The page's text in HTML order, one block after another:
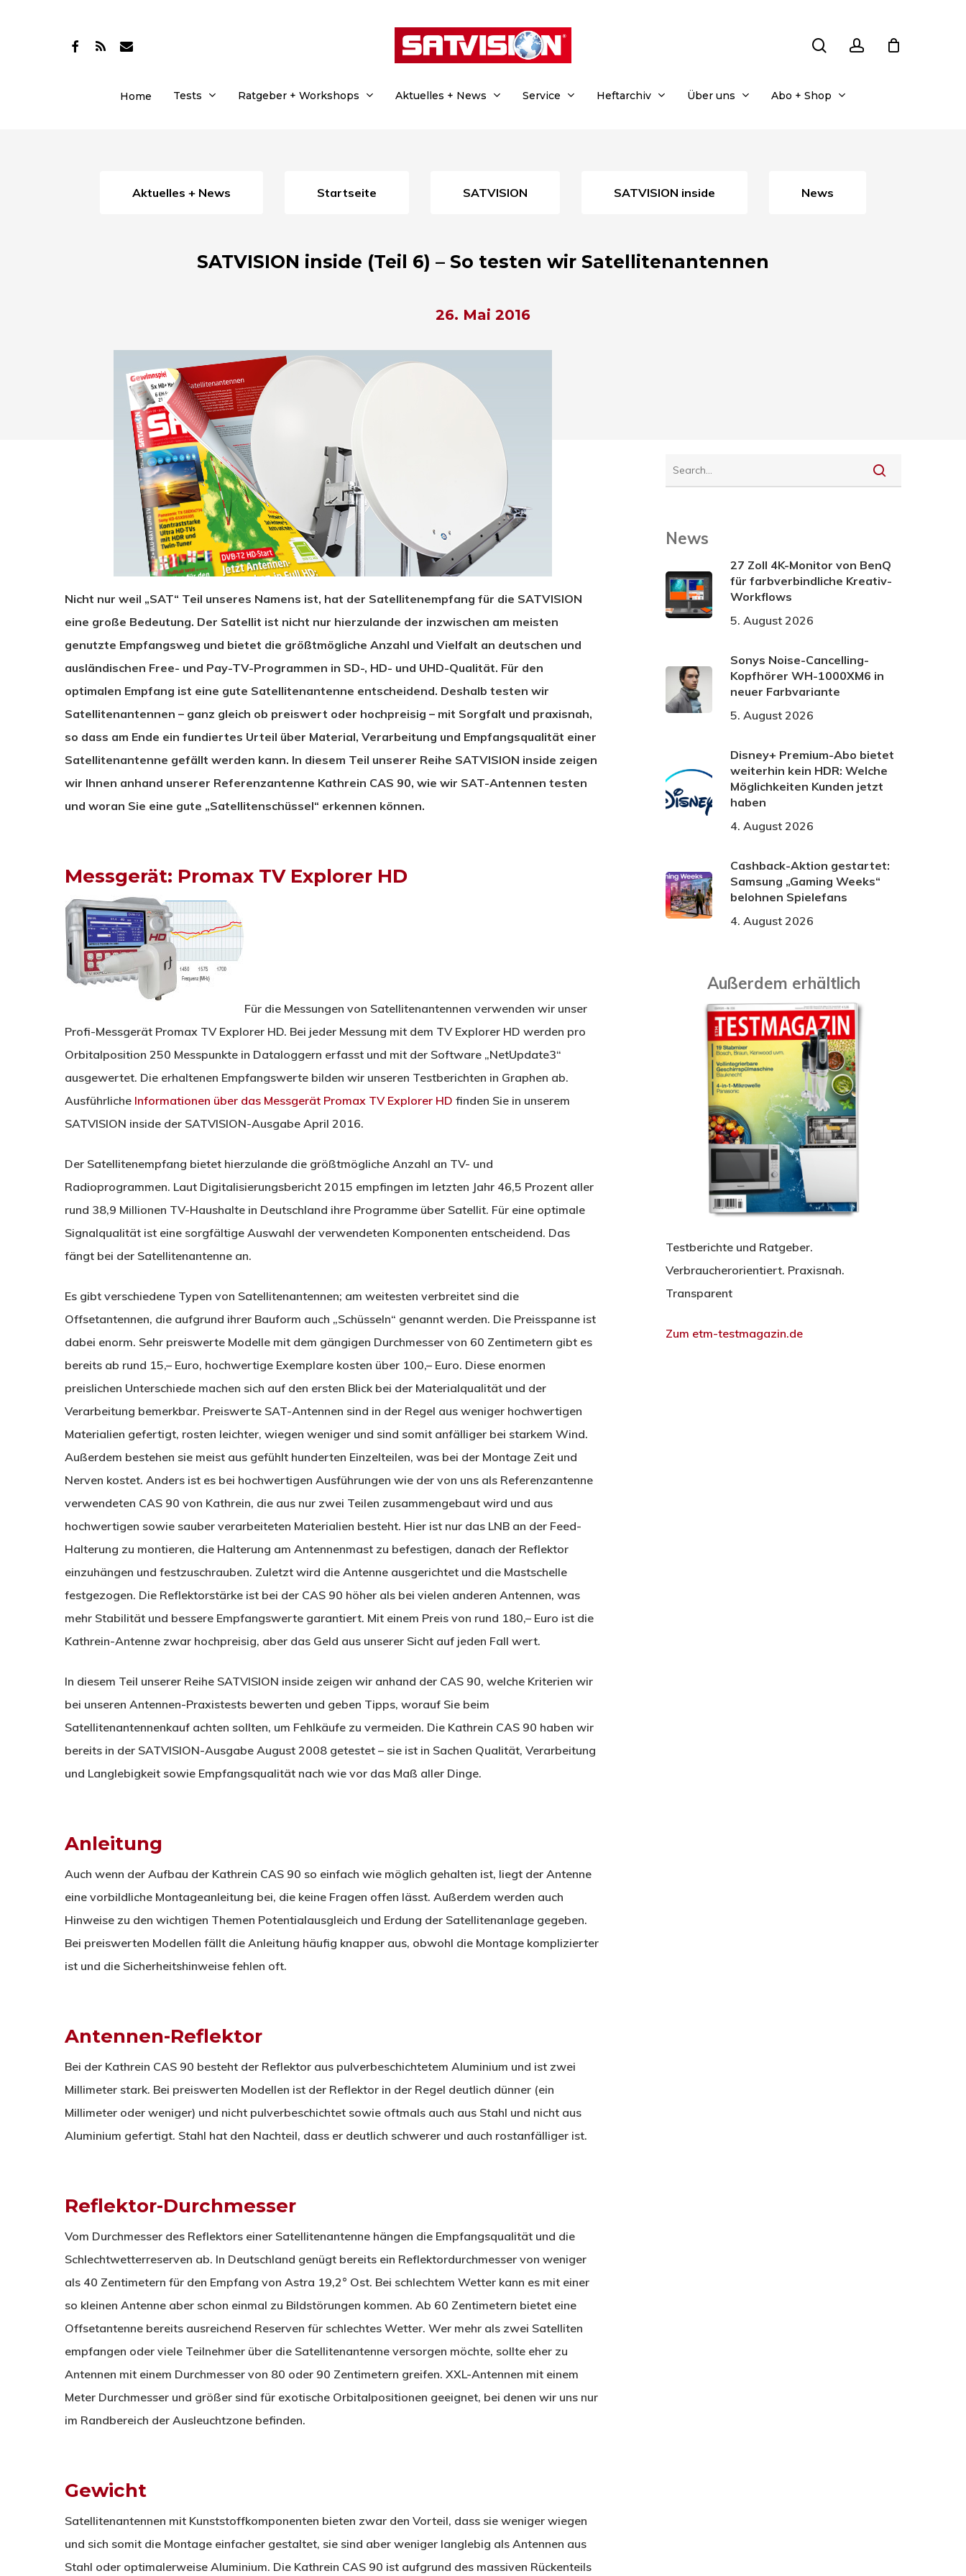
Drücken Sie Enter zum Suchen oder ESC zum Schließen.
facebook
RSS email
Home Tests Ratgeber + Workshops Aktuelles + News Service Heftarchiv Über uns Abo + Shop
Aktuelles + News Startseite SATVISION SATVISION inside News
SATVISION inside (Teil 6) – So testen wir Satellitenantennen
26. Mai 2016
Nicht nur weil „SAT“ Teil unseres Namens ist, hat der Satellitenempfang für die SATVISION
eine große Bedeutung. Der Satellit ist nicht nur hierzulande der inzwischen am meisten
genutzte Empfangsweg und bietet die größtmögliche Anzahl und Vielfalt an deutschen und
ausländischen Free- und Pay-TV-Programmen in SD-, HD- und UHD-Qualität. Für den
optimalen Empfang ist eine gute Satellitenantenne entscheidend. Deshalb testen wir
Satellitenantennen – ganz gleich ob preiswert oder hochpreisig – mit Sorgfalt und praxisnah,
so dass am Ende ein fundiertes Urteil über Material, Verarbeitung und Empfangsqualität einer
Satellitenantenne gefällt werden kann. In diesem Teil unserer Reihe SATVISION inside zeigen
wir Ihnen anhand unserer Referenzantenne Kathrein CAS 90, wie wir SAT-Antennen testen
und woran Sie eine gute „Satellitenschüssel“ erkennen können.
Messgerät: Promax TV Explorer HD
Für die Messungen von Satellitenantennen verwenden wir unser
Profi-Messgerät Promax TV Explorer HD. Bei jeder Messung mit dem TV Explorer HD werden pro
Orbitalposition 250 Messpunkte in Dataloggern erfasst und mit der Software „NetUpdate3“
ausgewertet. Die erhaltenen Empfangswerte bilden wir unseren Testberichten in Graphen ab.
Ausführliche Informationen über das Messgerät Promax TV Explorer HD finden Sie in unserem
SATVISION inside der SATVISION-­Ausgabe April 2016.
Der Satellitenempfang bietet hierzulande die größtmögliche Anzahl an TV- und
Radioprogrammen. Laut Digitalisierungsbericht 2015 empfingen im letzten Jahr 46,5 Prozent aller
rund 38,9 Millionen TV-Haushalte in Deutschland ihre Programme über Satellit. Für eine optimale
Signalqualität ist eine sorgfältige Auswahl der verwendeten Komponenten entscheidend. Das
fängt bei der Satellitenantenne an.
Es gibt verschiedene Typen von Satellitenantennen; am weitesten verbreitet sind die
Offsetantennen, die aufgrund ihrer Bauform auch „Schüsseln“ genannt werden. Die Preisspanne ist
dabei enorm. Sehr preiswerte Modelle mit dem gängigen Durchmesser von 60 Zentimetern gibt es
bereits ab rund 15,– Euro, hochwertige Exemplare kosten über 100,– Euro. Diese enormen
preislichen Unterschiede machen sich auf den ersten Blick bei der Materialqualität und der
Verarbeitung bemerkbar. Preiswerte SAT-Antennen sind in der Regel aus weniger hochwertigen
Materialien gefertigt, rosten leichter, wiegen weniger und sind somit anfälliger bei starkem Wind.
Außerdem bestehen sie meist aus gefühlt hunderten Einzelteilen, was bei der Montage Zeit und
Nerven kostet. Anders ist es bei hochwertigen Ausführungen wie der von uns als Referenzantenne
verwendeten CAS 90 von Kathrein, die aus nur zwei Teilen zusammengebaut wird und aus
hochwertigen sowie sauber verarbeiteten Materialien besteht. Hier ist nur das LNB an der Feed-
Halterung zu montieren, die Halterung am Antennenmast zu befestigen, danach der Reflektor
einzuhängen und festzuschrauben. Zuletzt wird die Antenne ausgerichtet und die Mastschelle
festgezogen. Die Reflektorstärke ist bei der CAS 90 höher als bei vielen anderen Antennen, was
mehr Stabilität und bessere Empfangswerte garantiert. Mit einem Preis von rund 180,– Euro ist die
Kathrein-Antenne zwar hochpreisig, aber das Geld aus unserer Sicht auf jeden Fall wert.
In diesem Teil unserer Reihe SATVISION inside zeigen wir anhand der CAS 90, welche Kriterien wir
bei unseren Antennen-Praxistests bewerten und geben Tipps, worauf Sie beim
Satellitenantennenkauf achten sollten, um Fehlkäufe zu vermeiden. Die Kathrein CAS 90 haben wir
bereits in der SATVISION-Ausgabe August 2008 getestet – sie ist in Sachen Qualität, Verarbeitung
und Langlebigkeit sowie Empfangsqualität nach wie vor das Maß aller Dinge.
Anleitung
Auch wenn der Aufbau der Kathrein CAS 90 so einfach wie möglich gehalten ist, liegt der Antenne
eine vorbildliche Montageanleitung bei, die keine Fragen offen lässt. Außerdem werden auch
Hinweise zu den wichtigen Themen Potentialausgleich und Erdung der Satellitenanlage gegeben.
Bei preiswerten Modellen fällt die Anleitung häufig knapper aus, obwohl die Montage komplizierter
ist und die Sicherheitshinweise fehlen oft.
Antennen-Reflektor
Bei der Kathrein CAS 90 besteht der Reflektor aus pulverbeschichtetem Aluminium und ist zwei
Millimeter stark. Bei preiswerten Modellen ist der Reflektor in der Regel deutlich dünner (ein
Millimeter oder weniger) und nicht pulverbeschichtet sowie oftmals auch aus Stahl und nicht aus
Aluminium gefertigt. Stahl hat den Nachteil, dass er deutlich schwerer und auch rostanfälliger ist.
Reflektor-Durchmesser
Vom Durchmesser des Reflektors einer Satellitenantenne hängen die Empfangsqualität und die
Schlechtwetterreserven ab. In Deutschland genügt bereits ein Reflektordurchmesser von weniger
als 40 Zentimetern für den Empfang von Astra 19,2° Ost. Bei schlechtem Wetter kann es mit einer
so kleinen Antenne aber schon einmal zu Bildstörungen kommen. Ab 60 Zentimetern bietet eine
Offsetantenne bereits ausreichend Reserven für schlechtes Wetter. Wer mehr als zwei Satelliten
empfangen oder viele Teilnehmer über die Satellitenantenne versorgen möchte, sollte eher zu
Antennen mit einem Durchmesser von 80 oder 90 Zentimetern greifen. XXL-Antennen mit einem
Meter Durchmesser und größer sind für exotische Orbitalpositionen geeignet, bei denen wir uns nur
im Randbereich der Ausleuchtzone befinden.
Gewicht
Satellitenantennen mit Kunststoffkomponenten bieten zwar den Vorteil, dass sie weniger wiegen
und sich somit die Montage einfacher gestaltet, sie sind aber weniger langlebig als Antennen aus
Stahl oder optimalerweise Aluminium. Die Kathrein CAS 90 ist aufgrund des massiven Rückenteils
News
27 Zoll 4K-Monitor von BenQ
für farbverbindliche Kreativ-
Workflows
5. August 2026
Sonys Noise-Cancelling-
Kopfhörer WH-1000XM6 in
neuer Farbvariante
5. August 2026
Disney+ Premium-Abo bietet
weiterhin kein HDR: Welche
Möglichkeiten Kunden jetzt
haben
4. August 2026
Cashback-Aktion gestartet:
Samsung „Gaming Weeks“
belohnen Spielefans
4. August 2026
Außerdem erhältlich
Testberichte und Ratgeber.
Verbraucherorientiert. Praxisnah.
Transparent
Zum etm-testmagazin.de